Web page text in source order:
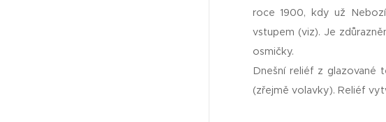
roce 1900, kdy už
vstupem (viz). Je
osmičky.
Dnešní reliéf z glazované
(zřejmě volavky). Reliéf